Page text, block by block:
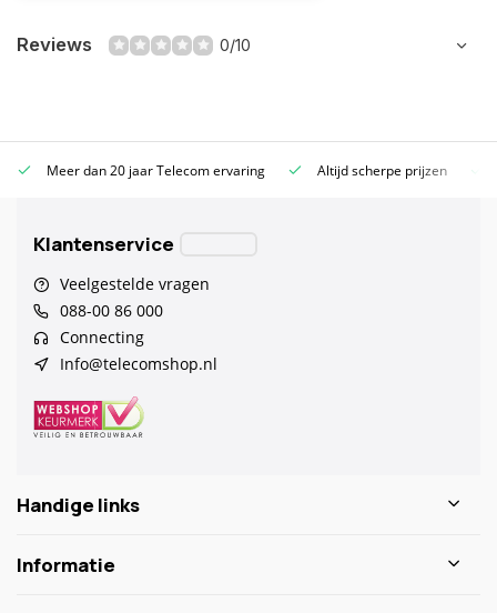
Reviews 0/10
Meer dan 20 jaar Telecom ervaring Altijd scherpe prijzen
Klantenservice
Veelgestelde vragen
088-00 86 000
Connecting
Info@telecomshop.nl
Handige links
Informatie